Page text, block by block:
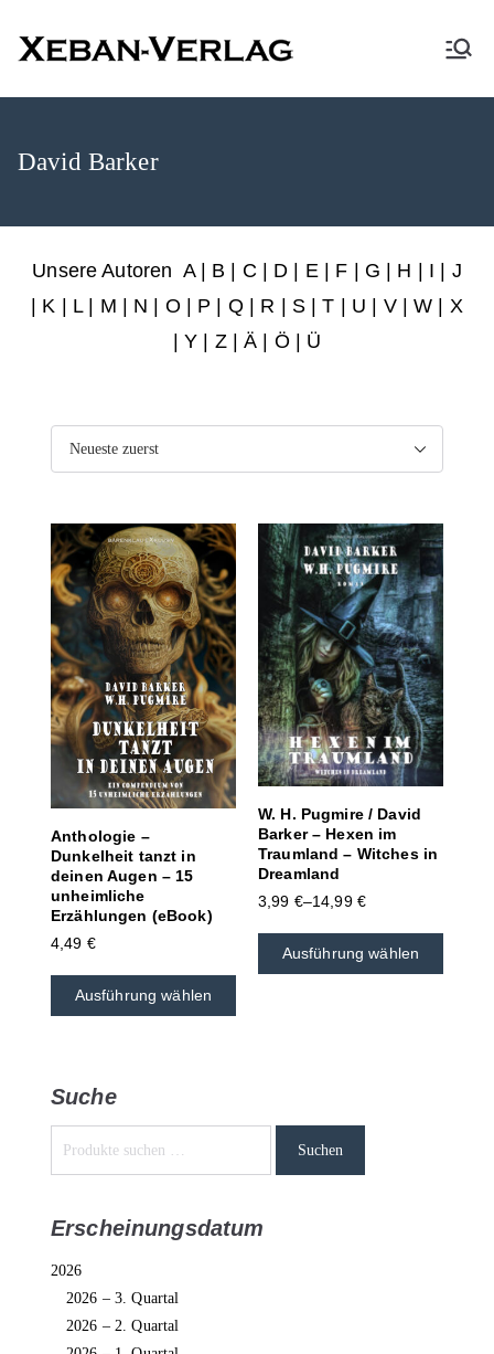
XEBAN-Verlag
David Barker
Unsere Autoren A| B C D E| F G H I
J
K L| M N O P Q| R S |T U V|W
X
Y Z|Ä | Ö | Ü
Anthologie –
Dunkelheit tanzt in
deinen Augen – 15
unheimliche
Erzählungen (eBook)
4,49 €
Ausführung wählen
W. H. Pugmire / David
Barker – Hexen im
Traumland – Witches in
Dreamland
3,99 €–14,99 €
Ausführung wählen
Suche
Suchen
Erscheinungsdatum
2026
2026 – 3. Quartal
2026 – 2. Quartal